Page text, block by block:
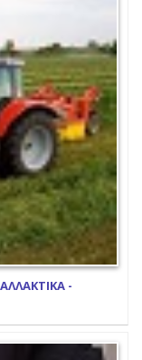
-